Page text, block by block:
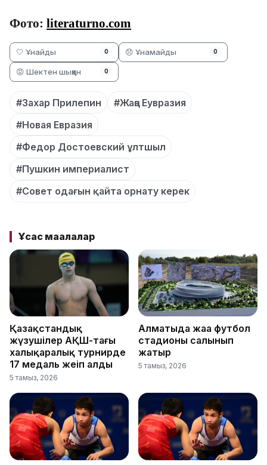
Фото: literaturno.com
🤍 Ұнайды 0 😞 Ұнамайды 0
😡 Шектен шыққан 0
#Захар Прилепин
#Жаңа Еувразия
#Новая Евразия
#Федор Достоевский ұлтшыл
#Пушкин империалист
#Совет одағын қайта орнату керек
Ұқсас мақалалар
Қазақстандық
жүзушілер АҚШ-тағы
халықаралық турнирде
17 медаль жеңіп алды
5 тамыз, 2026
Алматыда жаңа футбол
стадионы салынып
жатыр
5 тамыз, 2026